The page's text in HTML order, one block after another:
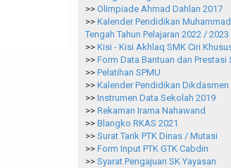
>> Olimpiade Ahmad Dahlan 2017
>> Kalender Pendidikan
Tengah Tahun Pelajaran 2022 / 2023
>> Kisi - Kisi Akhlaq SMK Ciri
>> Form Data Bantuan dan Prestasi
>> Pelatihan SPMU
>> Kalender Pendidikan
>> Instrumen Data Sekolah 2019
>> Rekaman Irama Nahawand
>> Blangko RKAS 2021
>> Surat Tarik PTK Dinas / Mutasi
>> Form Input PTK GTK Cabdin
>> Syarat Pengajuan SK Yayasan